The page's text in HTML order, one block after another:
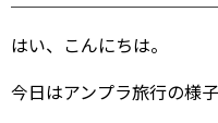
はい、こんにちは。
今日はアンプラ旅行の様